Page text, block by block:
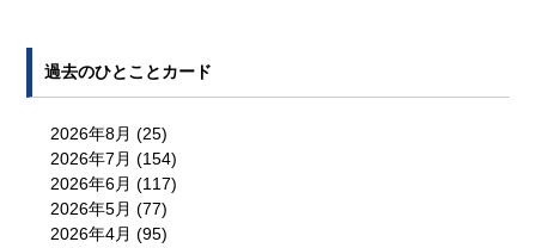
過去のひとことカード
2026年8月 (25)
2026年7月 (154)
2026年6月 (117)
2026年5月 (77)
2026年4月 (95)